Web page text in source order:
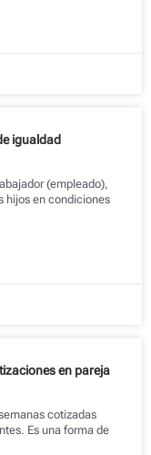
igualdad
(empleado),
hijos en condiciones
en pareja
cotizadas
Es una forma de